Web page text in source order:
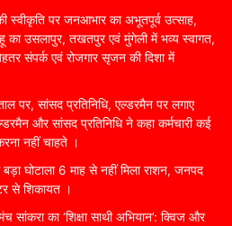
स्वीकृति पर जनआभार का अभूतपूर्व उत्साह,
का उसलापुर, तखतपुर एवं मुंगेली में भव्य स्वागत,
संपर्क एवं रोजगार सृजन की दिशा में
पर, सांसद प्रतिनिधि, एल्डरमैन पर लगाए
और सांसद प्रतिनिधि ने कहा कर्मचारी कई
नहीं चाहते ।
बड़ा घोटाला 6 माह से नहीं मिला राशन, जनपद
से शिकायत ।
सांकरा का ‘शिक्षा साथी अभियान’: क्विज और